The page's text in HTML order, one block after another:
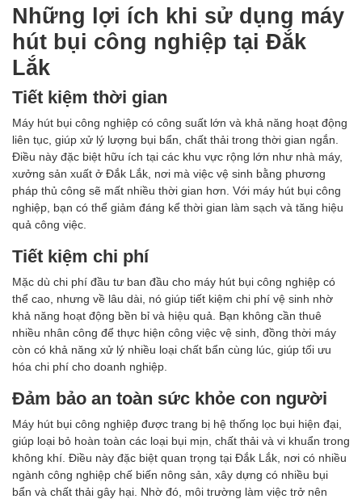
Những lợi ích khi sử dụng máy
hút bụi công nghiệp tại Đắk
Lắk
Tiết kiệm thời gian
Máy hút bụi công nghiệp có công suất lớn và khả năng hoạt động
liên tục, giúp xử lý lượng bụi bẩn, chất thải trong thời gian ngắn.
Điều này đặc biệt hữu ích tại các khu vực rộng lớn như nhà máy,
xưởng sản xuất ở Đắk Lắk, nơi mà việc vệ sinh bằng phương
pháp thủ công sẽ mất nhiều thời gian hơn. Với máy hút bụi công
nghiệp, bạn có thể giảm đáng kể thời gian làm sạch và tăng hiệu
quả công việc.
Tiết kiệm chi phí
Mặc dù chi phí đầu tư ban đầu cho máy hút bụi công nghiệp có
thể cao, nhưng về lâu dài, nó giúp tiết kiệm chi phí vệ sinh nhờ
khả năng hoạt động bền bỉ và hiệu quả. Bạn không cần thuê
nhiều nhân công để thực hiện công việc vệ sinh, đồng thời máy
còn có khả năng xử lý nhiều loại chất bẩn cùng lúc, giúp tối ưu
hóa chi phí cho doanh nghiệp.
Đảm bảo an toàn sức khỏe con người
Máy hút bụi công nghiệp được trang bị hệ thống lọc bụi hiện đại,
giúp loại bỏ hoàn toàn các loại bụi mịn, chất thải và vi khuẩn trong
không khí. Điều này đặc biệt quan trọng tại Đắk Lắk, nơi có nhiều
ngành công nghiệp chế biến nông sản, xây dựng có nhiều bụi
bẩn và chất thải gây hại. Nhờ đó, môi trường làm việc trở nên